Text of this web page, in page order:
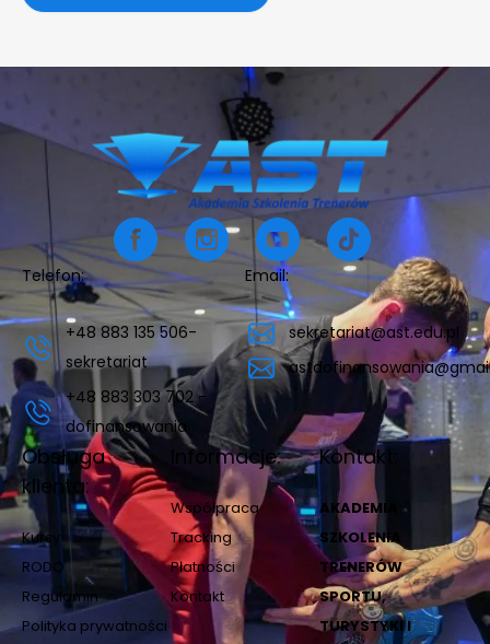
Telefon:
+48 883 135 506-
sekretariat
+48 883 303 702 -
dofinansowania
Email:
sekretariat@ast.edu.pl
Obsługa
klienta:
Kursy
RODO
Regulamin
Polityka prywatności
Informacje:
Współpraca
Tracking
Płatności
Kontakt
Kontakt:
AKADEMIA
SZKOLENIA
TRENERÓW
SPORTU,
TURYSTYKI I